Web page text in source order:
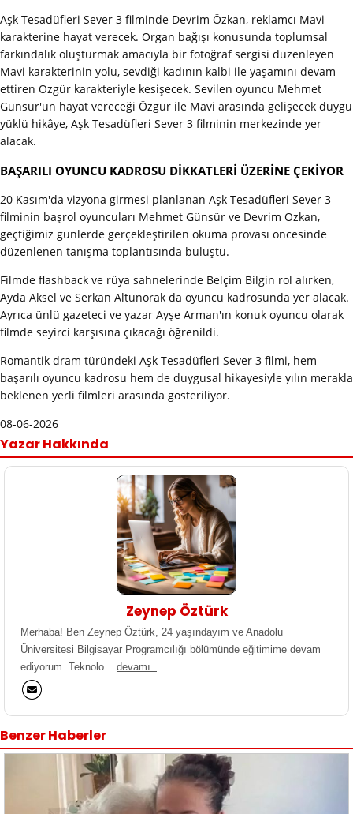
Aşk Tesadüfleri Sever 3 filminde Devrim Özkan, reklamcı Mavi
karakterine hayat verecek. Organ bağışı konusunda toplumsal
farkındalık oluşturmak amacıyla bir fotoğraf sergisi düzenleyen
Mavi karakterinin yolu, sevdiği kadının kalbi ile yaşamını devam
ettiren Özgür karakteriyle kesişecek. Sevilen oyuncu Mehmet
Günsür'ün hayat vereceği Özgür ile Mavi arasında gelişecek duygu
yüklü hikâye, Aşk Tesadüfleri Sever 3 filminin merkezinde yer
alacak.
BAŞARILI OYUNCU KADROSU DİKKATLERİ ÜZERİNE ÇEKİYOR
20 Kasım'da vizyona girmesi planlanan Aşk Tesadüfleri Sever 3
filminin başrol oyuncuları Mehmet Günsür ve Devrim Özkan,
geçtiğimiz günlerde gerçekleştirilen okuma provası öncesinde
düzenlenen tanışma toplantısında buluştu.
Filmde flashback ve rüya sahnelerinde Belçim Bilgin rol alırken,
Ayda Aksel ve Serkan Altunorak da oyuncu kadrosunda yer alacak.
Ayrıca ünlü gazeteci ve yazar Ayşe Arman'ın konuk oyuncu olarak
filmde seyirci karşısına çıkacağı öğrenildi.
Romantik dram türündeki Aşk Tesadüfleri Sever 3 filmi, hem
başarılı oyuncu kadrosu hem de duygusal hikayesiyle yılın merakla
beklenen yerli filmleri arasında gösteriliyor.
08-06-2026
Yazar Hakkında
Zeynep Öztürk
Merhaba! Ben Zeynep Öztürk, 24 yaşındayım ve Anadolu
Üniversitesi Bilgisayar Programcılığı bölümünde eğitimime devam
ediyorum. Teknolo .. devamı..
Benzer Haberler